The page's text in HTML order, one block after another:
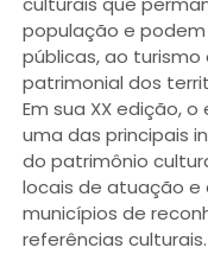
população e
públicas, ao
patrimonial dos
Em sua XX edição,
uma das principais
do patrimônio
locais de atuação e
municípios de
referências culturais.